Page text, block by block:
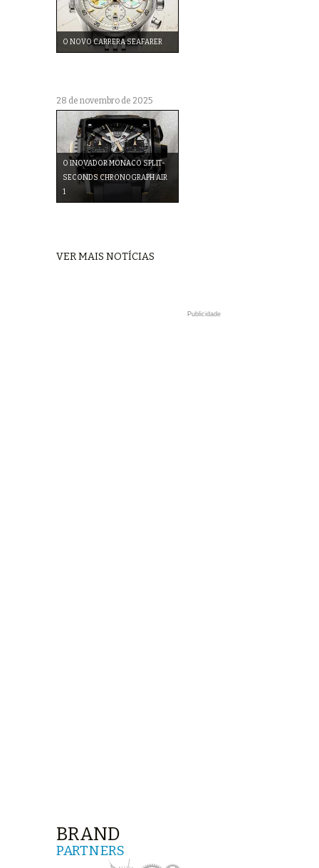
O NOVO CARRERA SEAFARER
28 de novembro de 2025
O INOVADOR MONACO SPLIT-
SECONDS CHRONOGRAPH AIR
1
VER MAIS NOTÍCIAS
Publicidade
BRAND
PARTNERS